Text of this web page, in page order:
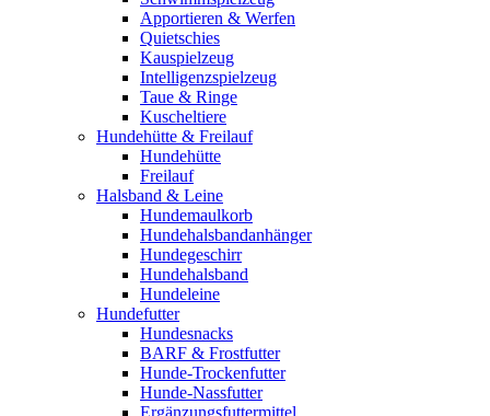
Apportieren & Werfen
Quietschies
Kauspielzeug
Intelligenzspielzeug
Taue & Ringe
Kuscheltiere
Hundehütte & Freilauf
Hundehütte
Freilauf
Halsband & Leine
Hundemaulkorb
Hundehalsbandanhänger
Hundegeschirr
Hundehalsband
Hundeleine
Hundefutter
Hundesnacks
BARF & Frostfutter
Hunde-Trockenfutter
Hunde-Nassfutter
Ergänzungsfuttermittel